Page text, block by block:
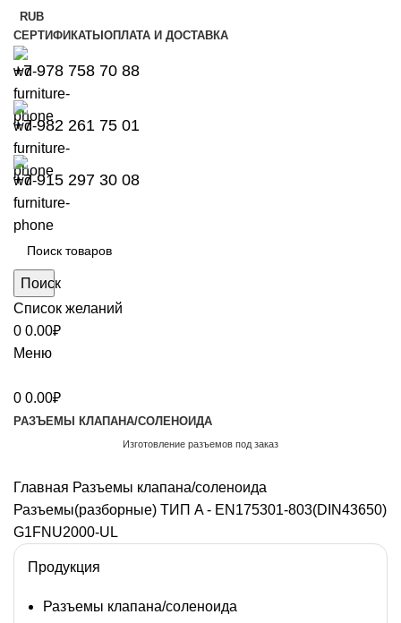
RUB
СЕРТИФИКАТЫОПЛАТА И ДОСТАВКА
+7 978 758 70 88
+7 982 261 75 01
+7 915 297 30 08
Поиск
Список желаний
0 0.00₽
Меню
0 0.00₽
РАЗЪЕМЫ КЛАПАНА/СОЛЕНОИДА
Изготовление разъемов под заказ
Главная Разъемы клапана/соленоида
Разъемы(разборные) ТИП A - EN175301-803(DIN43650)
G1FNU2000-UL
Продукция
Разъемы клапана/соленоида